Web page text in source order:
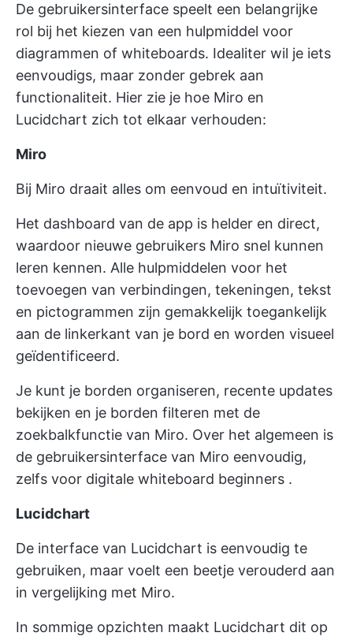
De gebruikersinterface speelt een belangrijke
rol bij het kiezen van een hulpmiddel voor
diagrammen of whiteboards. Idealiter wil je iets
eenvoudigs, maar zonder gebrek aan
functionaliteit. Hier zie je hoe Miro en
Lucidchart zich tot elkaar verhouden:
Miro
Bij Miro draait alles om eenvoud en intuïtiviteit.
Het dashboard van de app is helder en direct,
waardoor nieuwe gebruikers Miro snel kunnen
leren kennen. Alle hulpmiddelen voor het
toevoegen van verbindingen, tekeningen, tekst
en pictogrammen zijn gemakkelijk toegankelijk
aan de linkerkant van je bord en worden visueel
geïdentificeerd.
Je kunt je borden organiseren, recente updates
bekijken en je borden filteren met de
zoekbalkfunctie van Miro. Over het algemeen is
de gebruikersinterface van Miro eenvoudig,
zelfs voor digitale whiteboard beginners .
Lucidchart
De interface van Lucidchart is eenvoudig te
gebruiken, maar voelt een beetje verouderd aan
in vergelijking met Miro.
In sommige opzichten maakt Lucidchart dit op